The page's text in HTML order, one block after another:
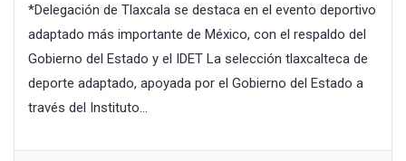
*Delegación de Tlaxcala se destaca en el evento deportivo
adaptado más importante de México, con el respaldo del
Gobierno del Estado y el IDET La selección tlaxcalteca de
deporte adaptado, apoyada por el Gobierno del Estado a
través del Instituto...